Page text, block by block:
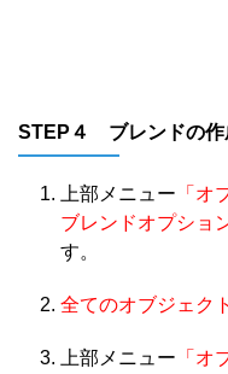
STEP４ ブレンドの作
上部メニュー 「
ブレンドオプショ
す。
全てのオブジェク
上部メニュー 「